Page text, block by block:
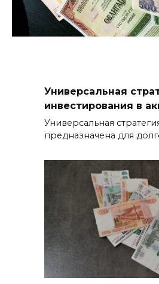
Универсальная
инвестирования в
Универсальная
предназначена для